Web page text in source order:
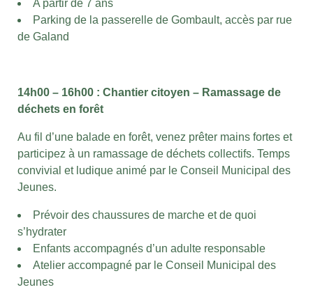
A partir de 7 ans
Parking de la passerelle de Gombault, accès par rue
de Galand
14h00 – 16h00 : Chantier citoyen – Ramassage de
déchets en forêt
Au fil d’une balade en forêt, venez prêter mains fortes et
participez à un ramassage de déchets collectifs. Temps
convivial et ludique animé par le Conseil Municipal des
Jeunes.
Prévoir des chaussures de marche et de quoi
s’hydrater
Enfants accompagnés d’un adulte responsable
Atelier accompagné par le Conseil Municipal des
Jeunes